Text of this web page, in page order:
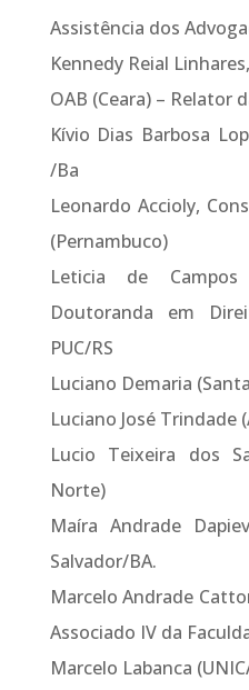
Assistência dos
Kennedy Reial
OAB (Ceara) – Relator
Kívio Dias Barbosa
/Ba
Leonardo Accioly,
(Pernambuco)
Leticia de
Doutoranda em
PUC/RS
Luciano Demaria
Luciano José Trindade
Lucio Teixeira dos
Norte)
Maíra Andrade
Salvador/BA.
Marcelo Andrade
Associado IV da
Marcelo Labanca